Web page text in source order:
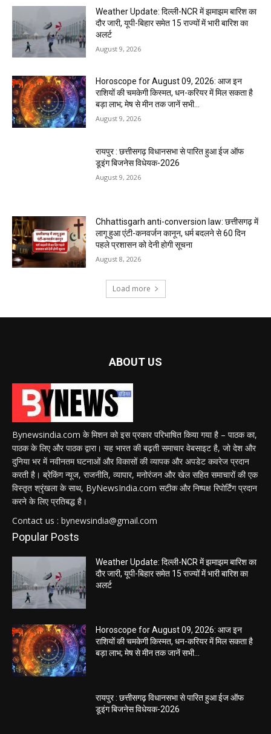
Weather Update: दिल्ली-NCR में झमाझम बारिश का
दौर जारी, यूपी-बिहार समेत 15 राज्यों में भारी बारिश का
अलर्ट
August 9, 2026
Horoscope for August 09, 2026: आज इन
राशियों की चमकेगी किस्मत, धन-करियर में मिल सकता है
बड़ा लाभ; मेष से मीन तक जानें सभी...
August 9, 2026
रायपुर : छत्तीसगढ़ विधानसभा से पारित हुआ ईज ऑफ
डूइंग बिजनेस विधेयक-2026
August 9, 2026
Chhattisgarh anti-conversion law: छत्तीसगढ़ में
लागू हुआ एंटी-कनवर्जन कानून, धर्म बदलने से 60 दिन
पहले प्रशासन को देनी होगी सूचना
August 8, 2026
Load more
ABOUT US
Bynewsindia.com के मिशन को इस प्रकार परिभाषित किया गया है – पाठक का,
पाठक के लिए और पाठक द्वारा। यह भारत की बढ़ती समाचार वेबसाइट है, जो देश और
दुनिया भर में नवीनतम घटनाओं और विकासों की व्यापक और अपडेट कवरेज प्रदान
करती है। ब्रेकिंग न्यूज, राजनीति, व्यापार, मनोरंजन और खेल सहित समाचारों की एक
विस्तृत श्रृंखला के साथ, ByNewsIndia.com सटीक और निष्पक्ष रिपोर्टिंग प्रदान
करने के लिए प्रतिबद्ध है।
Contact us : bynewsindia@gmail.com
Popular Posts
Weather Update: दिल्ली-NCR में झमाझम बारिश का
दौर जारी, यूपी-बिहार समेत 15 राज्यों में भारी बारिश का
अलर्ट
Horoscope for August 09, 2026: आज इन
राशियों की चमकेगी किस्मत, धन-करियर में मिल सकता है
बड़ा लाभ; मेष से मीन तक जानें सभी...
रायपुर : छत्तीसगढ़ विधानसभा से पारित हुआ ईज ऑफ
डूइंग बिजनेस विधेयक-2026